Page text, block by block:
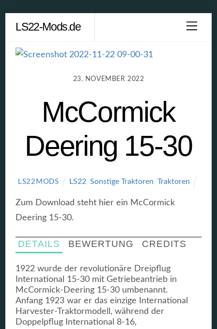
content
LS22-Mods.de
23. NOVEMBER 2022
McCormick
Deering 15-30
LS22MODS LS22 ,Sonstige Traktoren ,Traktoren
Zum Download steht hier ein McCormick
Deering 15-30.
DETAILS BEWERTUNG CREDITS
1922 wurde der revolutionäre Dreipflug
International 15-30 mit Getriebeantrieb in
McCormick-Deering 15-30 umbenannt.
Anfang 1923 war er das einzige International
Harvester-Traktormodell, während der
Doppelpflug International 8-16,